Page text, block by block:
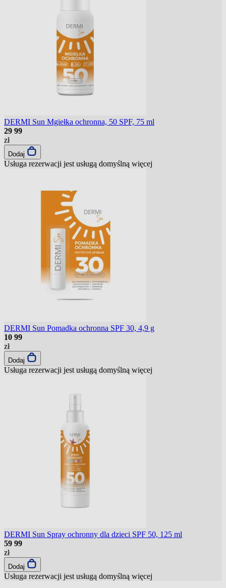
DERMI Sun Mgiełka ochronna, 50 SPF, 75 ml
29 99
zł
Dodaj
Usługa rezerwacji jest usługą domyślną więcej
DERMI Sun Pomadka ochronna SPF 30, 4,9 g
10 99
zł
Dodaj
Usługa rezerwacji jest usługą domyślną więcej
DERMI Sun Spray ochronny dla dzieci SPF 50, 125 ml
59 99
zł
Dodaj
Usługa rezerwacji jest usługą domyślną więcej